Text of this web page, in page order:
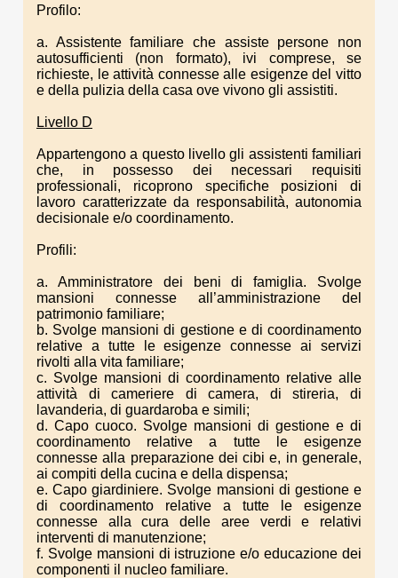
Profilo:
a. Assistente familiare che assiste persone non
autosufficienti (non formato), ivi comprese, se
richieste, le attività connesse alle esigenze del vitto
e della pulizia della casa ove vivono gli assistiti.
Livello D
Appartengono a questo livello gli assistenti familiari
che, in possesso dei necessari requisiti
professionali, ricoprono specifiche posizioni di
lavoro caratterizzate da responsabilità, autonomia
decisionale e/o coordinamento.
Profili:
a. Amministratore dei beni di famiglia. Svolge
mansioni connesse all’amministrazione del
patrimonio familiare;
b. Svolge mansioni di gestione e di coordinamento
relative a tutte le esigenze connesse ai servizi
rivolti alla vita familiare;
c. Svolge mansioni di coordinamento relative alle
attività di cameriere di camera, di stireria, di
lavanderia, di guardaroba e simili;
d. Capo cuoco. Svolge mansioni di gestione e di
coordinamento relative a tutte le esigenze
connesse alla preparazione dei cibi e, in generale,
ai compiti della cucina e della dispensa;
e. Capo giardiniere. Svolge mansioni di gestione e
di coordinamento relative a tutte le esigenze
connesse alla cura delle aree verdi e relativi
interventi di manutenzione;
f. Svolge mansioni di istruzione e/o educazione dei
componenti il nucleo familiare.